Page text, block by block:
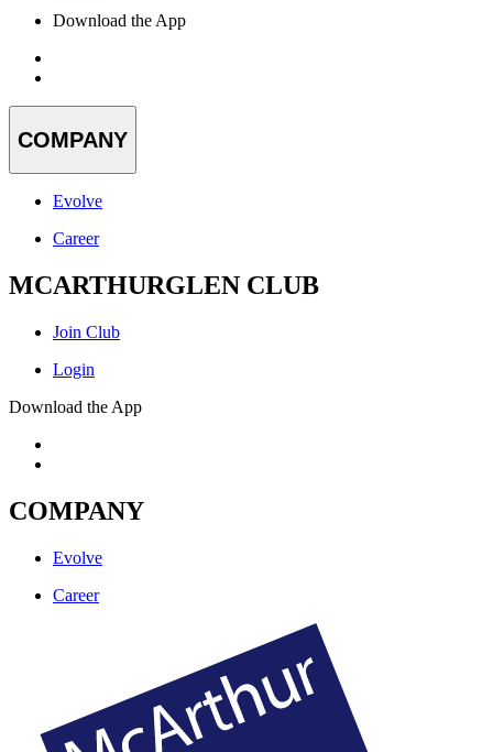
Download the App
COMPANY
Evolve
Career
MCARTHURGLEN CLUB
Join Club
Login
Download the App
COMPANY
Evolve
Career